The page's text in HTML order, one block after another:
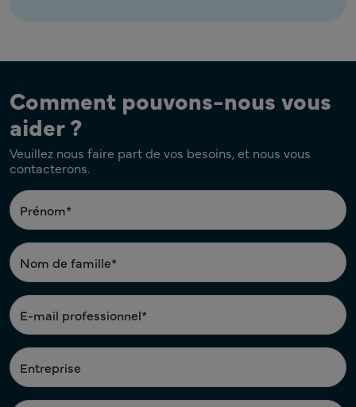
Comment pouvons-nous vous
aider ?
Veuillez nous faire part de vos besoins, et nous vous
contacterons.